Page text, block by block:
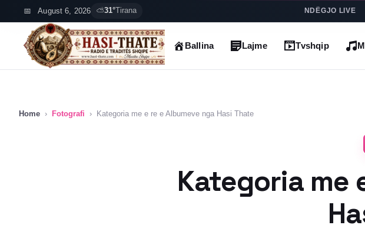
to
content
August 6, 2026 ⛅31° Tirana NDËGJO LIVE
Ballina Lajme Tvshqip
Home › Fotografi › Kategoria me e re e Albumeve nga Hasi Thate
Kategoria me